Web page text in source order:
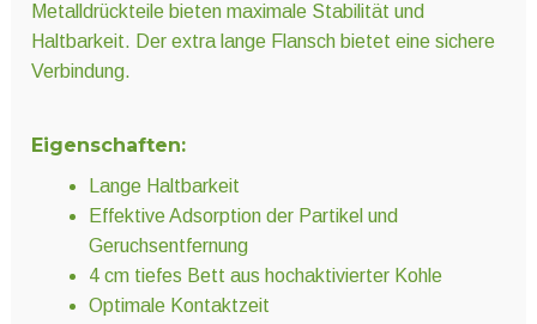
Metalldrückteile bieten maximale Stabilität und
Haltbarkeit. Der extra lange Flansch bietet eine sichere
Verbindung.
Eigenschaften:
Lange Haltbarkeit
Effektive Adsorption der Partikel und
Geruchsentfernung
4 cm tiefes Bett aus hochaktivierter Kohle
Optimale Kontaktzeit